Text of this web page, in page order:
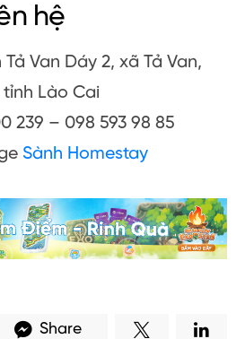
hệ
Van Dáy 2, xã Tả Van,
tỉnh Lào Cai
239 – 098 593 98 85
Sành Homestay
Share